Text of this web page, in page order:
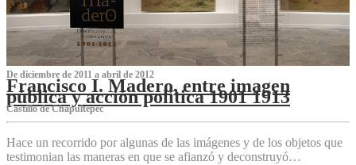
De diciembre de 2011 a abril de 2012
Francisco I. Madero, entre imagen
pública y acción política 1901 1913
Castillo de Chapultepec
Hace un recorrido por algunas de las imágenes y de los objetos que
testimonian las maneras en que se afianzó y deconstruyó…